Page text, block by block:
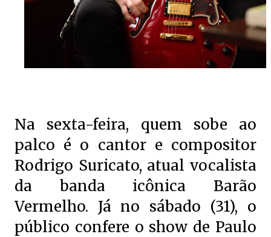
Na sexta-feira, quem sobe ao
palco é o cantor e compositor
Rodrigo Suricato, atual vocalista
da banda icônica Barão
Vermelho. Já no sábado (31), o
público confere o show de Paulo